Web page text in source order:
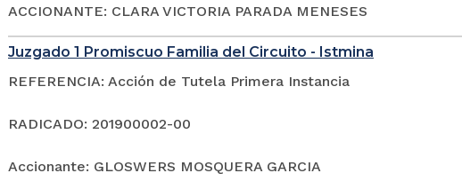
ACCIONANTE: CLARA VICTORIA PARADA MENESES
Juzgado 1 Promiscuo Familia del Circuito - Istmina
REFERENCIA: Acción de Tutela Primera Instancia
RADICADO: 201900002-00
Accionante: GLOSWERS MOSQUERA GARCIA